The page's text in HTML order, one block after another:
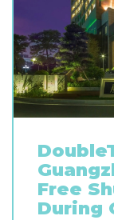
Free
During